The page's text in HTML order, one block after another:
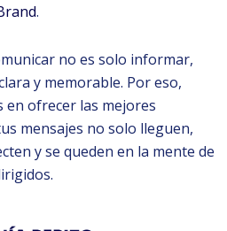
.
no es solo informar,
y memorable. Por eso,
ofrecer las mejores
mensajes no solo lleguen,
y se queden en la mente de